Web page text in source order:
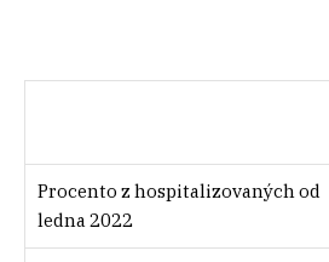
Procento z hospitalizovaných od
ledna 2022